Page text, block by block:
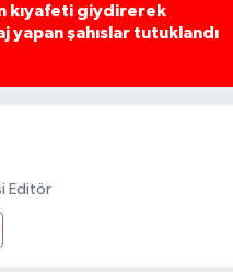
kıyafeti giydirerek
yapan şahıslar tutuklandı
Editör